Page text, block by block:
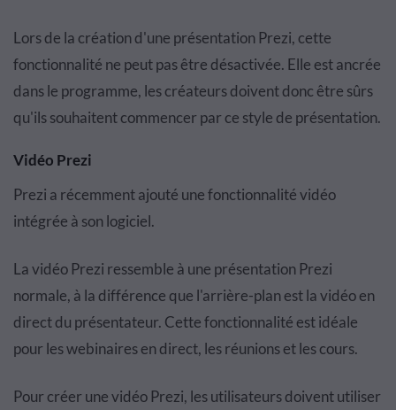
Lors de la création d'une présentation Prezi, cette
fonctionnalité ne peut pas être désactivée. Elle est ancrée
dans le programme, les créateurs doivent donc être sûrs
qu'ils souhaitent commencer par ce style de présentation.
Vidéo Prezi
Prezi a récemment ajouté une fonctionnalité vidéo
intégrée à son logiciel.
La vidéo Prezi ressemble à une présentation Prezi
normale, à la différence que l'arrière-plan est la vidéo en
direct du présentateur. Cette fonctionnalité est idéale
pour les webinaires en direct, les réunions et les cours.
Pour créer une vidéo Prezi, les utilisateurs doivent utiliser